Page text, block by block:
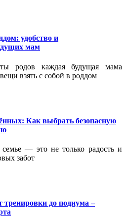
удобство и
мам
родов каждая будущая мама
взять с собой в роддом
Как выбрать безопасную
— это не только радость и
забот
до подиума –